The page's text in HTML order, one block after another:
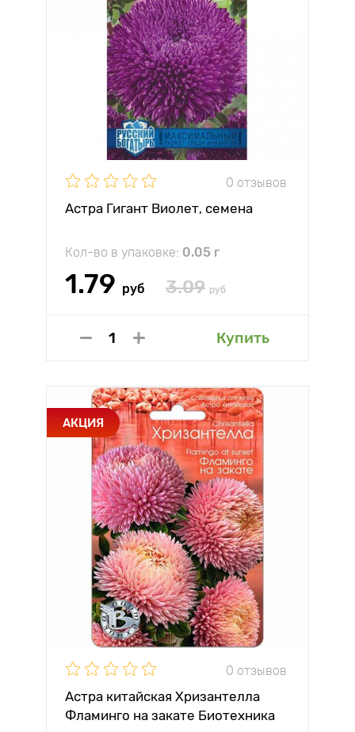
0 отзывов
Астра Гигант Виолет, семена
Кол-во в упаковке: 0.05 г
1.79 руб 3.09 руб
Купить
АКЦИЯ
0 отзывов
Астра китайская Хризантелла
Фламинго на закате Биотехника